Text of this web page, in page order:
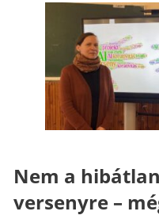
Nem a
versenyre –